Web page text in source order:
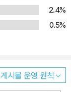
해 움직이는 하루,
이불 속에 들 때까지
의 모습과 아이의 마
2.4%
0.5%
게시물 운영 원칙